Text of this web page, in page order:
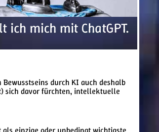
ich mich mit ChatGPT.
durch KI auch deshalb
sich davor fürchten, intellektuelle